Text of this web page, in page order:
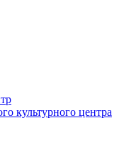
культурного центра